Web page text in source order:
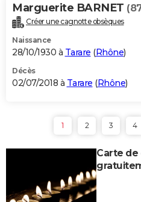
Marguerite BARNET
Créer une cagnotte obsèques
Naissance
28/10/1930 à Tarare (Rhône)
Décès
02/07/2018 à Tarare (Rhône)
1 2 3 4
Carte de